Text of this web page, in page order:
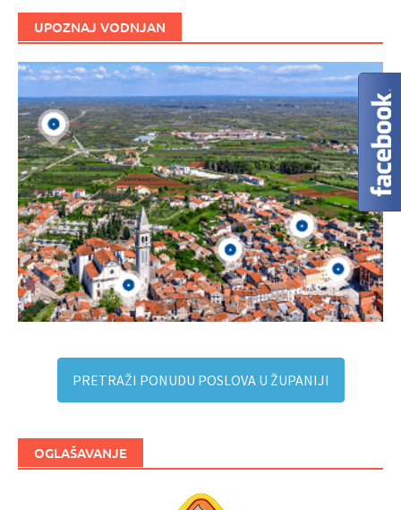
UPOZNAJ VODNJAN
PRETRAŽI PONUDU POSLOVA U ŽUPANIJI
OGLAŠAVANJE